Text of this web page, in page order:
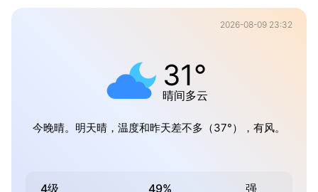
2026-08-09 23:32
31°
晴间多云
今晚晴。明天晴，温度和昨天差不多（37°），有风。
4级 49% 强